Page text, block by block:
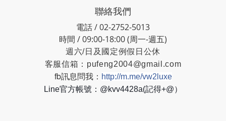
聯絡我們
電話 / 02-2752-5013
時間 / 09:00-18:00 (周一-週五)
週六/日及國定例假日公休
客服信箱： pufeng2004@gmail.com
fb訊息問我： http://m.me/vw2luxe
Line官方帳號：@kvv4428a(記得+@）